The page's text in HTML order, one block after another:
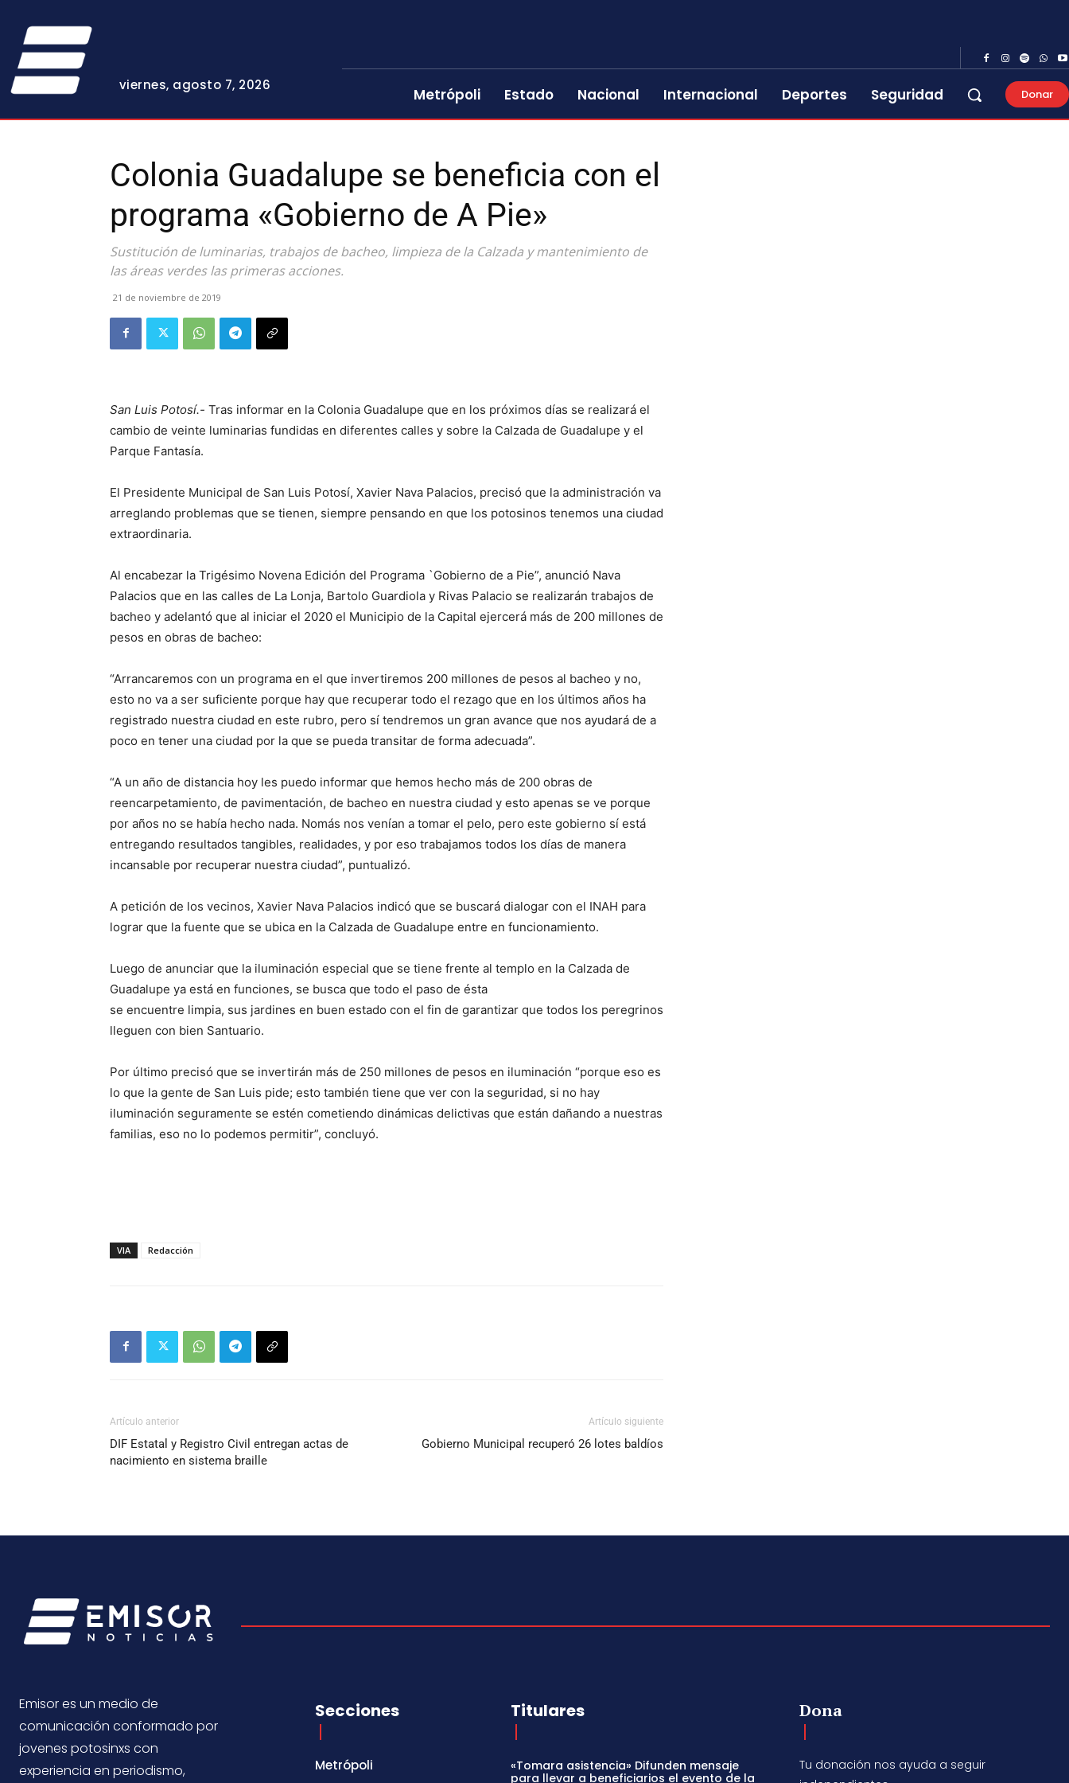
viernes, agosto 7, 2026
Metrópoli Estado Nacional Internacional Deportes Seguridad Donar
Colonia Guadalupe se beneficia con el
programa «Gobierno de A Pie»
Sustitución de luminarias, trabajos de bacheo, limpieza de la Calzada y mantenimiento de
las áreas verdes las primeras acciones.
21 de noviembre de 2019
San Luis Potosí.- Tras informar en la Colonia Guadalupe que en los próximos días se realizará el
cambio de veinte luminarias fundidas en diferentes calles y sobre la Calzada de Guadalupe y el
Parque Fantasía.
El Presidente Municipal de San Luis Potosí, Xavier Nava Palacios, precisó que la administración va
arreglando problemas que se tienen, siempre pensando en que los potosinos tenemos una ciudad
extraordinaria.
Al encabezar la Trigésimo Novena Edición del Programa `Gobierno de a Pie”, anunció Nava
Palacios que en las calles de La Lonja, Bartolo Guardiola y Rivas Palacio se realizarán trabajos de
bacheo y adelantó que al iniciar el 2020 el Municipio de la Capital ejercerá más de 200 millones de
pesos en obras de bacheo:
“Arrancaremos con un programa en el que invertiremos 200 millones de pesos al bacheo y no,
esto no va a ser suficiente porque hay que recuperar todo el rezago que en los últimos años ha
registrado nuestra ciudad en este rubro, pero sí tendremos un gran avance que nos ayudará de a
poco en tener una ciudad por la que se pueda transitar de forma adecuada”.
“A un año de distancia hoy les puedo informar que hemos hecho más de 200 obras de
reencarpetamiento, de pavimentación, de bacheo en nuestra ciudad y esto apenas se ve porque
por años no se había hecho nada. Nomás nos venían a tomar el pelo, pero este gobierno sí está
entregando resultados tangibles, realidades, y por eso trabajamos todos los días de manera
incansable por recuperar nuestra ciudad”, puntualizó.
A petición de los vecinos, Xavier Nava Palacios indicó que se buscará dialogar con el INAH para
lograr que la fuente que se ubica en la Calzada de Guadalupe entre en funcionamiento.
Luego de anunciar que la iluminación especial que se tiene frente al templo en la Calzada de
Guadalupe ya está en funciones, se busca que todo el paso de ésta
se encuentre limpia, sus jardines en buen estado con el fin de garantizar que todos los peregrinos
lleguen con bien Santuario.
Por último precisó que se invertirán más de 250 millones de pesos en iluminación “porque eso es
lo que la gente de San Luis pide; esto también tiene que ver con la seguridad, si no hay
iluminación seguramente se estén cometiendo dinámicas delictivas que están dañando a nuestras
familias, eso no lo podemos permitir”, concluyó.
VIA Redacción
Artículo anterior
DIF Estatal y Registro Civil entregan actas de
nacimiento en sistema braille
Artículo siguiente
Gobierno Municipal recuperó 26 lotes baldíos
Emisor es un medio de
comunicación conformado por
jovenes potosinxs con
experiencia en periodismo,
Secciones
Metrópoli
Titulares
«Tomara asistencia» Difunden mensaje
para llevar a beneficiarios el evento de la
Dona
Tu donación nos ayuda a seguir